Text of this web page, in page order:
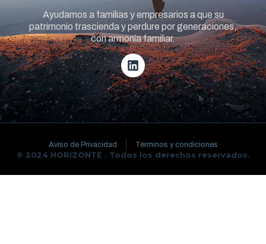
Ayudamos a familias y empresarios a que su
patrimonio trascienda y perdure por generaciones,
con armonía familiar.
Aviso de Privacidad Términos y condiciones
© 2024 HORIZONTE . Todos los derechos reservados.